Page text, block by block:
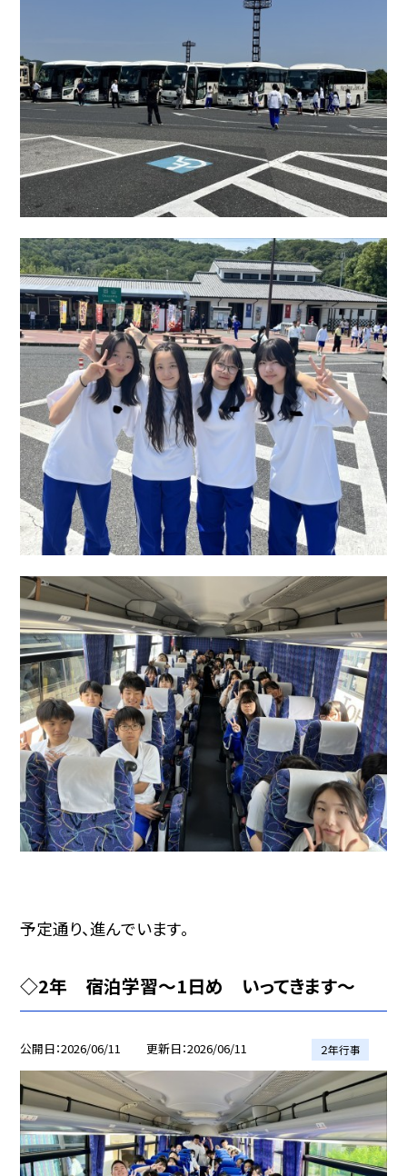
予定通り、進んでいます。
◇2年 宿泊学習〜1日め いってきます〜
公開日 2026/06/11 更新日 2026/06/11 ２年行事